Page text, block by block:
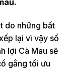
do những bất
lại vì vậy số
lợi Cà Mau sẽ
gắng tối ưu